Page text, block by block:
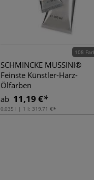
108
SCHMINCKE MUSSINI®
Feinste Künstler-Harz-
Ölfarben
ab 11,19 €
0,035 l | 1 l: 319,71 €